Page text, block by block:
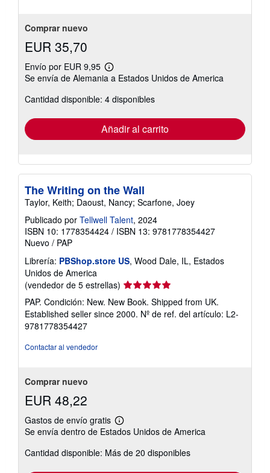
Comprar nuevo
EUR 35,70
Envío por EUR 9,95
Más
información
las
tarifas
envío
Se envía de Alemania a Estados Unidos de America
Cantidad disponible: 4 disponibles
Añadir al carrito
The Writing on the Wall
Taylor, Keith; Daoust, Nancy; Scarfone, Joey
Publicado por Tellwell Talent, 2024
ISBN 10: 1778354424 / ISBN 13: 9781778354427
Nuevo / PAP
Librería: PBShop.store US, Wood Dale, IL, Estados
Unidos de America
(vendedor de 5 estrellas) Calificación
del
vendedor:
5
PAP. Condición: New. New Book. Shipped from UK.
Established seller since 2000. Nº de ref. del artículo: L2-
9781778354427
Contactar al vendedor
Comprar nuevo
EUR 48,22
Gastos de envío gratis
Más
información
las
Se envía dentro de Estados Unidos de America
Cantidad disponible: Más de 20 disponibles